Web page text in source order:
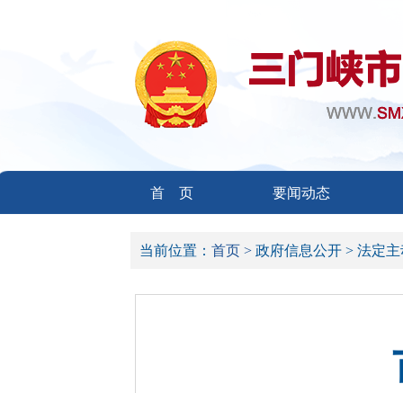
首 页 要闻动态
当前位置： 首页 > 政府信息公开 > 法定